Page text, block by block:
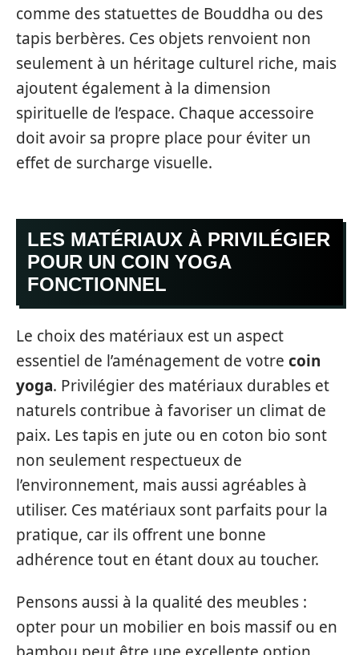
comme des statuettes de Bouddha ou des
tapis berbères. Ces objets renvoient non
seulement à un héritage culturel riche, mais
ajoutent également à la dimension
spirituelle de l’espace. Chaque accessoire
doit avoir sa propre place pour éviter un
effet de surcharge visuelle.
LES MATÉRIAUX À PRIVILÉGIER
POUR UN COIN YOGA
FONCTIONNEL
Le choix des matériaux est un aspect
essentiel de l’aménagement de votre coin
yoga. Privilégier des matériaux durables et
naturels contribue à favoriser un climat de
paix. Les tapis en jute ou en coton bio sont
non seulement respectueux de
l’environnement, mais aussi agréables à
utiliser. Ces matériaux sont parfaits pour la
pratique, car ils offrent une bonne
adhérence tout en étant doux au toucher.
Pensons aussi à la qualité des meubles :
opter pour un mobilier en bois massif ou en